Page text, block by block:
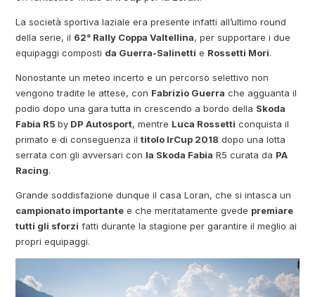
La società sportiva laziale era presente infatti all’ultimo round
della serie, il 62° Rally Coppa Valtellina, per supportare i due
equipaggi composti da Guerra-Salinetti e Rossetti Mori.
Nonostante un meteo incerto e un percorso selettivo non
vengono tradite le attese, con Fabrizio Guerra che agguanta il
podio dopo una gara tutta in crescendo a bordo della Skoda
Fabia R5by DP Autosport, mentre Luca Rossetti conquista il
primato e di conseguenza iltitolo IrCup 2018 dopo una lotta
serrata con gli avversari con la Skoda Fabia R5 curata da PA
Racing.
Grande soddisfazione dunque il casa Loran, che si intasca un
campionato importante e che meritatamente gvede premiare
tutti gli sforzi fatti durante la stagione per garantire il meglio ai
propri equipaggi.